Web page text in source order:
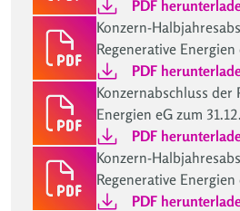
PDF
Konzern-
Regenerative
PDF
Konzernabschluss der
Energien eG zum
PDF
Konzern-
Regenerative
PDF